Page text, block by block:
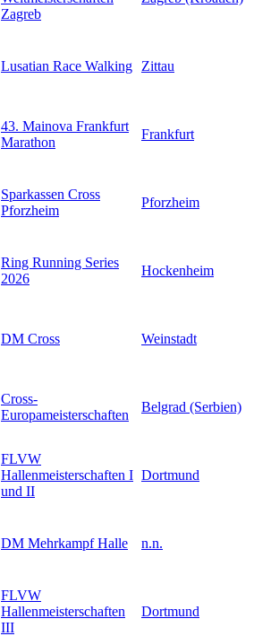
Zagreb
Lusatian Race Walking Zittau
43. Mainova Frankfurt
Marathon
Frankfurt
Sparkassen Cross
Pforzheim
Pforzheim
Ring Running Series
2026
Hockenheim
DM Cross Weinstadt
Cross-
Europameisterschaften
Belgrad (Serbien)
FLVW
Hallenmeisterschaften I
und II
Dortmund
DM Mehrkampf Halle n.n.
FLVW
Hallenmeisterschaften
III
Dortmund